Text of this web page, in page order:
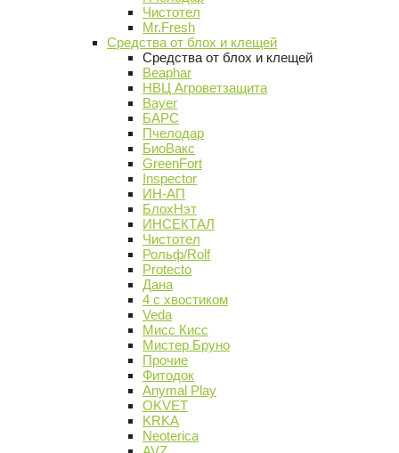
Чистотел
Mr.Fresh
Средства от блох и клещей
Средства от блох и клещей
Beaphar
НВЦ Агроветзащита
Bayer
БАРС
Пчелодар
БиоВакс
GreenFort
Inspector
ИН-АП
БлохНэт
ИНСЕКТАЛ
Чистотел
Рольф/Rolf
Protecto
Дана
4 с хвостиком
Veda
Мисс Кисс
Мистер Бруно
Прочие
Фитодок
Anymal Play
OKVET
KRKA
Neoterica